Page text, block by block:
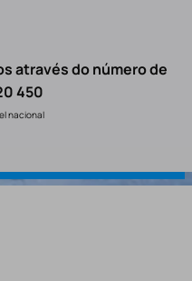
através do número de
450
nacional